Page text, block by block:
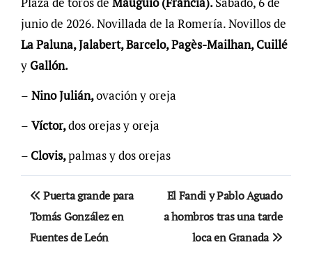
junio de 2026. Novillada de la Romería. Novillos de
La Paluna, Jalabert, Barcelo, Pagès-Mailhan, Cuillé
yGallón.
– Nino Julián,ovación y oreja
– Víctor,dos orejas y oreja
– Clovis,palmas y dos orejas
Navegación
de
entradas
Puerta grande para
Tomás González en
Fuentes de León
El Fandi y Pablo Aguado
a hombros tras una tarde
loca en Granada